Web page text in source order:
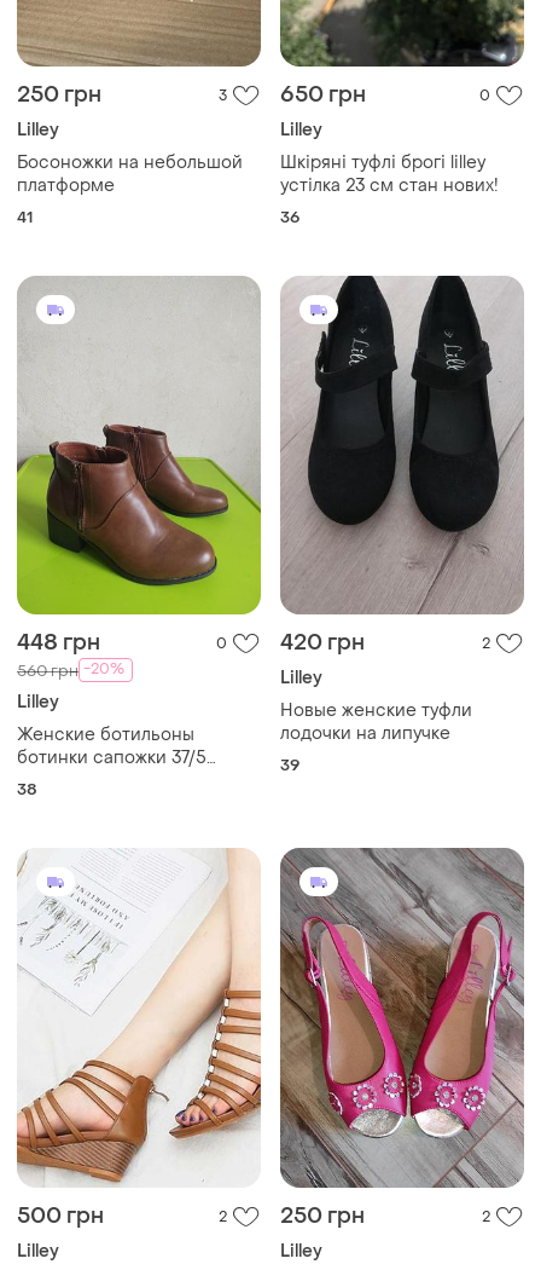
250 грн 3
Lilley
Босоножки на небольшой
платформе
41
650 грн 0
Lilley
Шкіряні туфлі брогі lilley
устілка 23 см стан нових!
36
448 грн 0
560 грн -20%
Lilley
Женские ботильоны
ботинки сапожки 37/5
размера от бренда lilley
38
420 грн 2
Lilley
Новые женские туфли
лодочки на липучке
39
500 грн 2
Lilley
250 грн 2
Lilley